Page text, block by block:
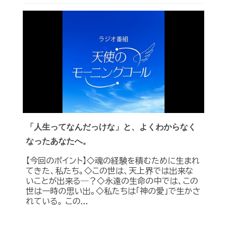
「人生ってなんだっけな」と、よくわからなく
なったあなたへ。
【今回のポイント】◇魂の経験を積むために生まれ
てきた、私たち。◇この世は、天上界では出来な
いことが出来る―？◇永遠の生命の中では、この
世は一時の思い出。◇私たちは「神の愛」で生かさ
れている。 この...